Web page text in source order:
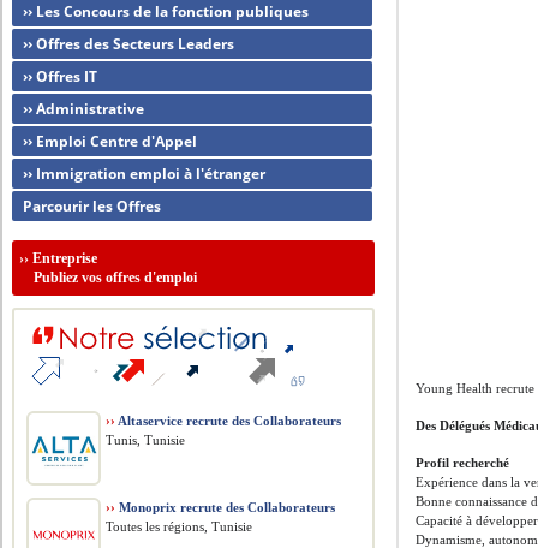
Young Health recrute
Des Délégués
Profil recherché
Expérience dans la
Bonne connaissance
Capacité à
Dynamisme,
›› Les Concours de la fonction publiques
›› Offres des Secteurs Leaders
›› Offres IT
›› Administrative
›› Emploi Centre d'Appel
›› Immigration emploi à l'étranger
Parcourir les Offres
››Entreprise
Publiez vos offres d'emploi
›› Altaservice recrute des Collaborateurs
Tunis, Tunisie
›› Monoprix recrute des Collaborateurs
Toutes les régions, Tunisie